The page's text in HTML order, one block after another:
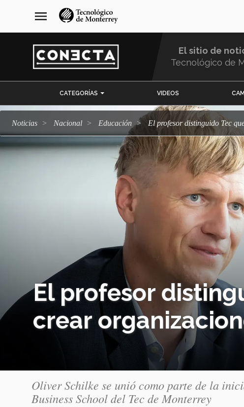
navegación
principal
menu
El sitio de
Tecnológico de
CATEGORÍAS VIDEOS
Noticias Nacional Educación El profesor distinguido Tec
El profesor
crear
Oliver Schilke se unió como parte de la
Business School del Tec de Monterrey